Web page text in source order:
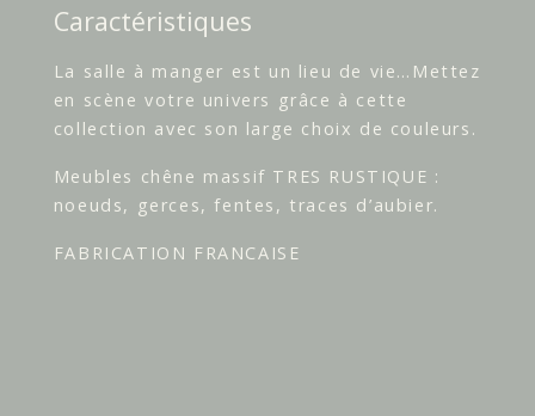
Caractéristiques
La salle à manger est un lieu de vie…Mettez
en scène votre univers grâce à cette
collection avec son large choix de couleurs.
Meubles chêne massif TRES RUSTIQUE :
noeuds, gerces, fentes, traces d’aubier.
FABRICATION FRANCAISE